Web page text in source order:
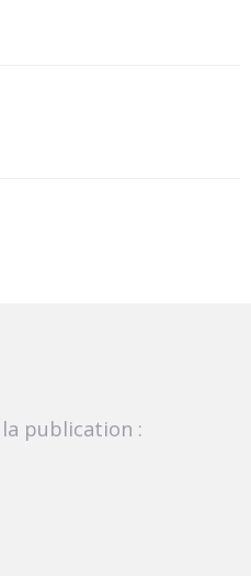
publication :